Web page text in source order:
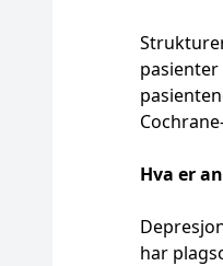
Hva er
har